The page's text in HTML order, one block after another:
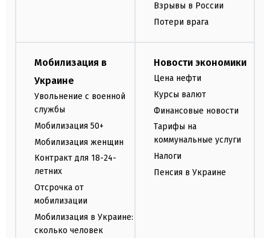
Взрывы в России
Потери врага
Мобилизация в
Украине
Увольнение с военной
службы
Мобилизация 50+
Мобилизация женщин
Контракт для 18-24-
летних
Отсрочка от
мобилизации
Мобилизация в Украине:
сколько человек
Новости экономики
Цена нефти
Курсы валют
Финансовые новости
Тарифы на
коммунальные услуги
Налоги
Пенсия в Украине